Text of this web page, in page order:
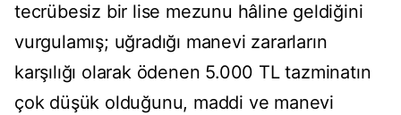
tecrübesiz bir lise mezunu hâline geldiğini
vurgulamış; uğradığı manevi zararların
karşılığı olarak ödenen 5.000 TL tazminatın
çok düşük olduğunu, maddi ve manevi